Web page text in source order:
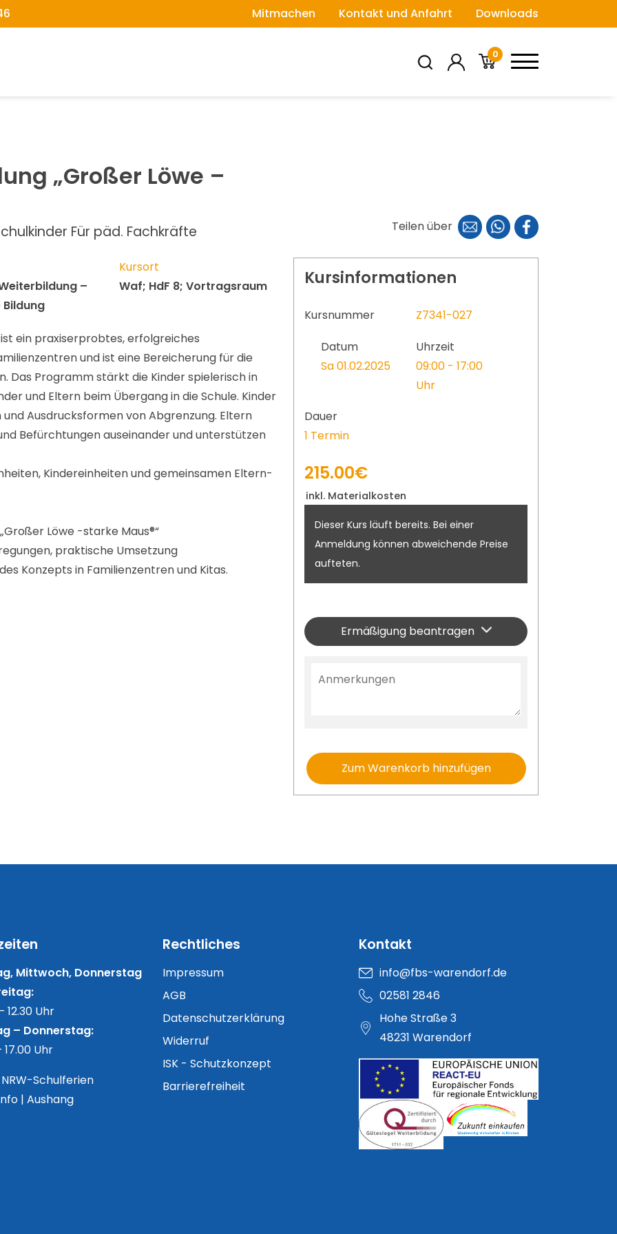
Mitmachen Kontakt und Anfahrt Downloads
0
„Großer Löwe –
Für päd. Fachkräfte Teilen über
–
Kursort
Waf; HdF 8; Vortragsraum
ist ein praxiserprobtes, erfolgreiches
und ist eine Bereicherung für die
Das Programm stärkt die Kinder spielerisch in
und Eltern beim Übergang in die Schule. Kinder
Ausdrucksformen von Abgrenzung. Eltern
Befürchtungen auseinander und unterstützen
Kindereinheiten und gemeinsamen Eltern-
Löwe -starke Maus®“
praktische Umsetzung
Konzepts in Familienzentren und Kitas.
Kursinformationen
Kursnummer
Z7341-027
Datum
Sa 01.02.2025
Uhrzeit
09:00 - 17:00
Uhr
Dauer
1 Termin
215.00€
inkl. Materialkosten
Dieser Kurs läuft bereits. Bei einer
Anmeldung können abweichende Preise
aufteten.
Ermäßigung beantragen
Zum Warenkorb hinzufügen
Mittwoch, Donnerstag
12.30 Uhr
– Donnerstag:
17.00 Uhr
Schulferien
| Aushang
Rechtliches
Impressum
AGB
Datenschutzerklärung
Widerruf
ISK - Schutzkonzept
Barrierefreiheit
Kontakt
info@fbs-warendorf.de
02581 2846
Hohe Straße 3
48231 Warendorf